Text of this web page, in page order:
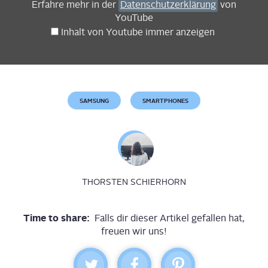
YouTube
Erfah­re mehr in der Daten­schutz­er­klä­rung von
YouTube
Inhalt von You­tube immer anzeigen
SAMSUNG SMARTPHONES
THORSTEN SCHIERHORN
Time to share: Falls dir dieser Artikel gefallen hat,
freuen wir uns!